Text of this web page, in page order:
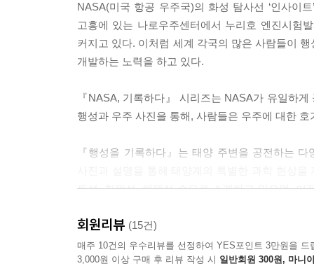
NASA(미국 항공 우주국)의 화성 탐사선 ‘인사이
고흥에 있는 나로우주센터에서 누리호 엔진시험
커지고 있다. 이처럼 세계 각국의 많은 사람들이
개발하는 노력을 하고 있다.
『NASA, 기록하다』 시리즈는 NASA가 유일하
행성과 우주 사진을 통해, 사람들은 우주에 대한
『행성을 기록하다』는 태양 주변을 공전하는
토성, 천왕성, 해왕성 순으로 소개하고 있으며, 이
경이로움을 담은 이 안내서를 통해 환상적인 우주
회원리뷰 (15건)
매주 10건의 우수리뷰를 선정하여 YES포인트 3만원을 드
3,000원 이상 구매 후 리뷰 작성 시 일반회원 300원, 마니